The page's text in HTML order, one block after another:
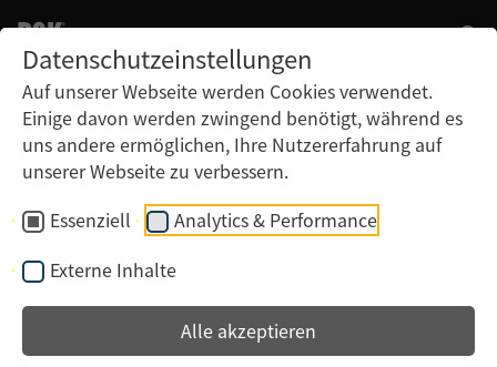
Datenschutzeinstellungen
Auf unserer Webseite werden Cookies verwendet.
Einige davon werden zwingend benötigt, während es
uns andere ermöglichen, Ihre Nutzererfahrung auf
unserer Webseite zu verbessern.
Essenziell
Analytics & Performance
Externe Inhalte
Alle akzeptieren
Kontakt
B&K Offsetdruck GmbH
77833 Ottersweier
Tel.:+49 7223 2806-0
Fax: +49 7223 2806-859
E-Mail:info@bk-offset.de